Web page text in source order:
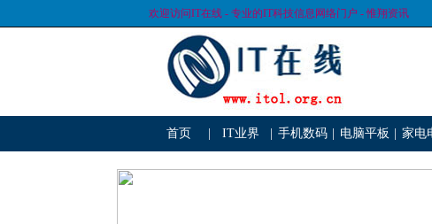
欢迎访问IT在线 - 专业的IT科技信息网络门户 - 惟翔资讯
首页 IT业界 手机数码 电脑平板 家电